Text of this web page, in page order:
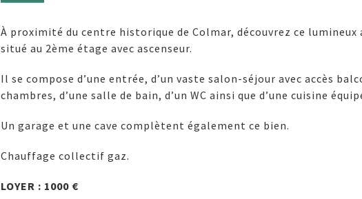
À proximité du centre historique deColmar, découvrez ce
situé au 2ème étage avec ascenseur.
Il se compose d’une entrée, d’un vaste salon-séjour avec accès
chambres, d’une salle de bain, d’un WC ainsi que d’une cuisine
Un garage et une cave complètent également ce bien.
Chauffage collectif gaz.
LOYER : 1000 €